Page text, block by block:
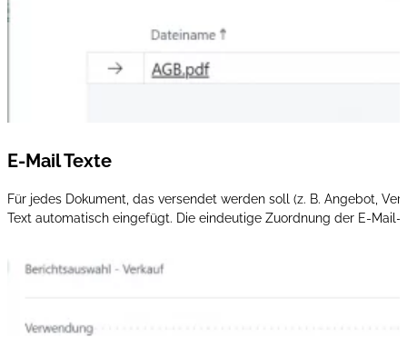
E-Mail Texte
Für jedes Dokument, das versendet werden soll (z. B. Angebot,
Text automatisch eingefügt. Die eindeutige Zuordnung der E-